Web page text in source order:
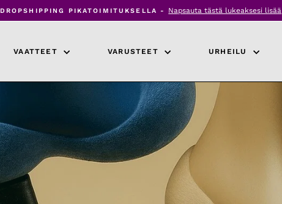
Keskeytä
DROPSHIPPING PIKATOIMITUKSELLA - Napsauta tästä lukeaksesi lisää
VAATTEET VARUSTEET URHEILU